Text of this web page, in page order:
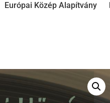
Európai Közép Alapítvány